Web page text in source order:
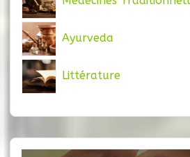
Ayurveda
Littérature